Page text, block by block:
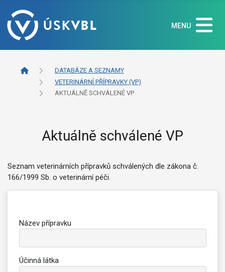
MENU
DATABÁZE A SEZNAMY
VETERINÁRNÍ PŘÍPRAVKY (VP)
AKTUÁLNĚ SCHVÁLENÉ VP
Aktuálně schválené VP
Seznam veterinárních přípravků schválených dle zákona č.
166/1999 Sb. o veterinární péči.
Název přípravku
Účinná látka